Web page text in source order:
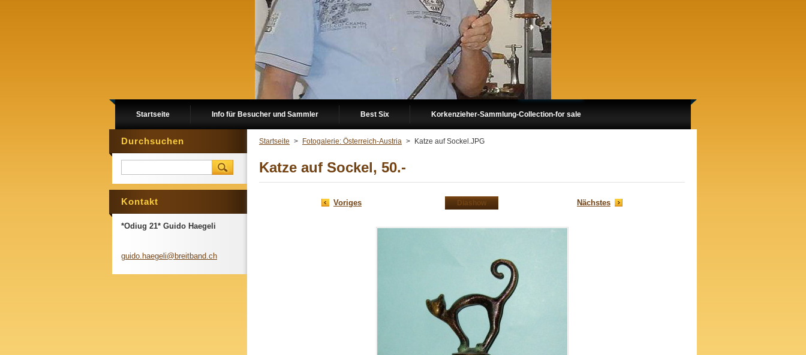
Startseite Info für Besucher und Sammler Best Six Korkenzieher-Sammlung-Collection-for sale
Startseite > Fotogalerie: Österreich-Austria > Katze auf Sockel.JPG
Katze auf Sockel, 50.-
Voriges Diashow Nächstes
Durchsuchen
Kontakt
*Odiug 21* Guido Haegeli
guido.haegeli@breitband.ch